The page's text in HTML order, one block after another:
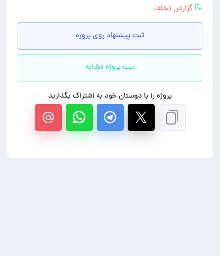
گزارش تخلف
ثبت پیشنهاد روی پروژه
ثبت پروژه مشابه
پروژه را با دوستان خود به اشتراک بگذارید